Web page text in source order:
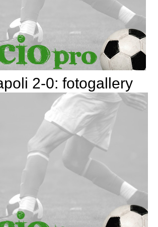
2-0: fotogallery